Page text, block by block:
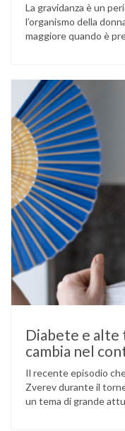
La gravidanza è un
l’organismo della
maggiore quando è
volta durante la
mantenere …
Diabete e alte
cambia nel
Il recente episodio
Zverev durante il
un tema di grande